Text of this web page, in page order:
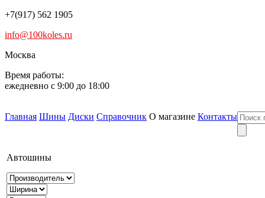
+7(917) 562 1905
info@100koles.ru
Москва
Время работы:
ежедневно с 9:00 до 18:00
Главная Шины Диски Справочник О магазине Контакты
Автошины